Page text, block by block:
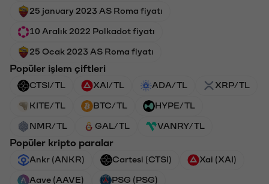
25 january 2023 AS Roma fiyatı
10 Aralık 2022 Polkadot fiyatı
25 Ocak 2023 AS Roma fiyatı
Popüler işlem çiftleri
CTSI/TL XAI/TL ADA/TL XRP/TL
KITE/TL BTC/TL HYPE/TL
NMR/TL GAL/TL VANRY/TL
Popüler kripto paralar
Ankr (ANKR) Cartesi (CTSI) Xai (XAI)
Aave (AAVE) PSG (PSG)